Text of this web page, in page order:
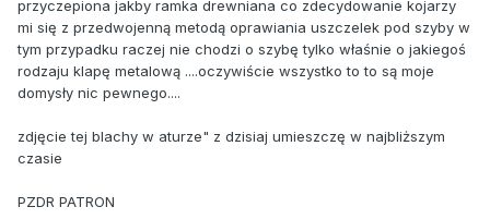
przyczepiona jakby ramka drewniana co zdecydowanie kojarzy
mi się z przedwojenną metodą oprawiania uszczelek pod szyby w
tym przypadku raczej nie chodzi o szybę tylko właśnie o jakiegoś
rodzaju klapę metalową ....oczywiście wszystko to to są moje
domysły nic pewnego....
zdjęcie tej blachy w aturze" z dzisiaj umieszczę w najbliższym
czasie
PZDR PATRON